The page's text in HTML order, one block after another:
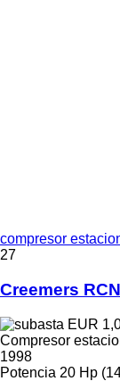
compresor
27
Creemers
EUR
Compresor
1998
Potencia 20 Hp